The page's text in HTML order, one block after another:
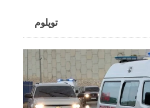
توپلوم